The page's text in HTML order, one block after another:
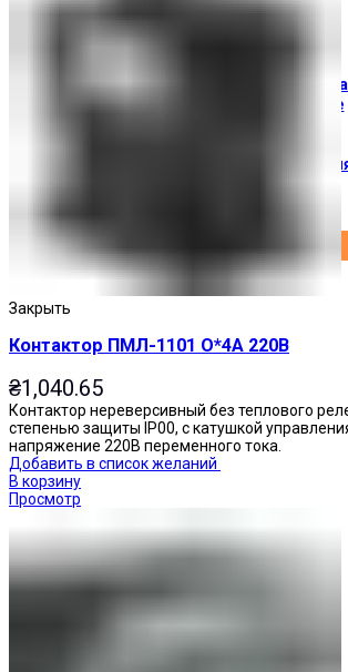
Солнечные панели
Доставка и оплата
О торговой марке
Вход /
Закрыть
Контактор ПМЛ-1101 О*4А 220В
₴1,040.65
Контактор нереверсивный без теплового
степенью защиты IP00, с катушкой
напряжение 220В переменного тока.
Добавить в список желаний
В корзину
Просмотр